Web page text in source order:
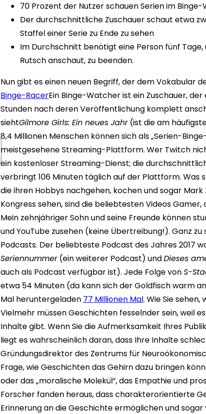
70 Prozent der Nutzer schauen Serien im
Der durchschnittliche Zuschauer schaut etwa
Staffel einer Serie zu Ende zu sehen
Im Durchschnitt benötigt eine Person fünf
Rutsch anschaut, zu beenden.
Nun gibt es einen neuen Begriff, der dem Vokabular
Binge-RacerEin Binge-Watcher ist ein Zuschauer,
Stunden nach deren Veröffentlichung komplett
siehtGilmore Girls: Ein neues Jahr(ist die am
8,4 Millionen Menschen können sich als „Serien-
meistgesehene Streaming-Plattform. Wer Twitch
ein kostenloser Streaming-Dienst; die
verbringt 106 Minuten täglich auf der Plattform. Was
die ihren Hobbys nachgehen, kochen und sogar
Kongress sehen, sind die beliebtesten Videos
Mein zehnjähriger Sohn und seine Freunde können
und YouTube zusehen (keine Übertreibung!). Ganz
Podcasts. Der beliebteste Podcast des Jahres 2017
Seriennummer(ein weiterer Podcast) undDieses
auch als Podcast verfügbar ist). Jede Folge vonS-
etwa 54 Minuten (da kann sich der Goldfisch warm
Mal heruntergeladen 77 Millionen Mal. Wie Sie
Vielmehr müssen Geschichten fesselnder sein, weil
Inhalte gibt. Wenn Sie die Aufmerksamkeit Ihres
liegt es wahrscheinlich daran, dass Ihre Inhalte
Gründungsdirektor des Zentrums für
Frage, wie Geschichten das Gehirn dazu bringen
oder das „moralische Molekül“, das Empathie und
Forscher fanden heraus, dass charakterorientierte
Erinnerung an die Geschichte ermöglichen und